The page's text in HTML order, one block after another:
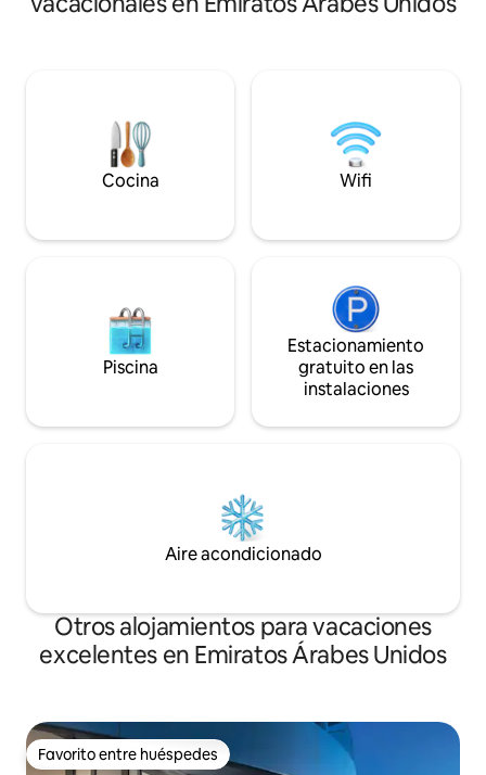
cocina, asientos al aire libre, parrilla).
Cocina Wifi
Piscina
Estacionamiento
gratuito en las
instalaciones
Aire acondicionado
Otros alojamientos para vacaciones
excelentes en Emiratos Árabes Unidos
Favorito entre huéspedes
Favorito entre huéspedes